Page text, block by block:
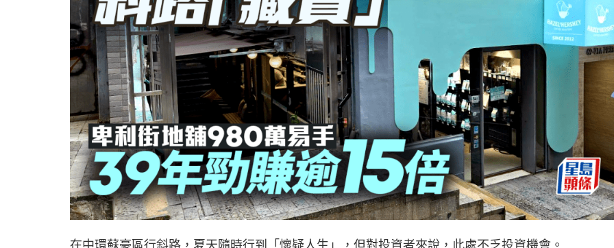
在中環蘇豪區行斜路，夏天隨時行到「懷疑人生」，但對投資者來說，此處不乏投資機會。